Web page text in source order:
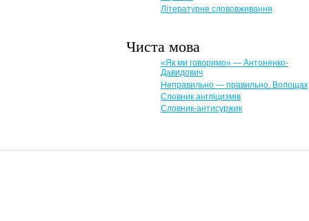
Літературне слововживання
Чиста мова
«Як ми говоримо» — Антоненко-
Давидович
Неправильно — правильно. Волощак
Словник англіцизмів
Словник-антисуржик